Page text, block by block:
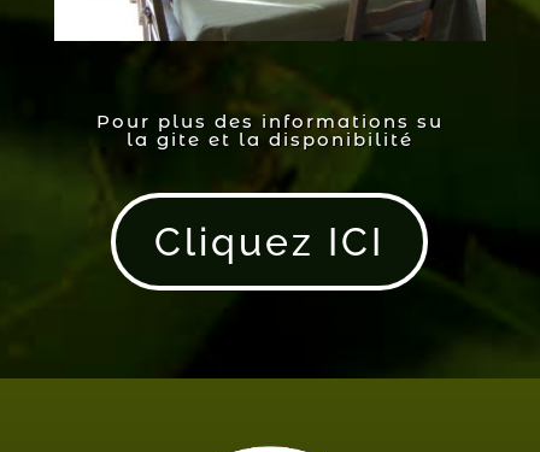
Pour plus des informations su
la gite et la disponibilité
Cliquez ICI